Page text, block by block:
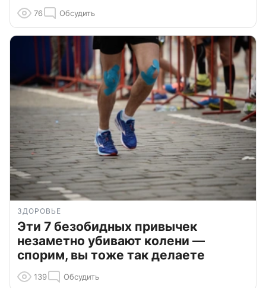
76 Обсудить
ЗДОРОВЬЕ
Эти 7 безобидных привычек
незаметно убивают колени —
спорим, вы тоже так делаете
139 Обсудить